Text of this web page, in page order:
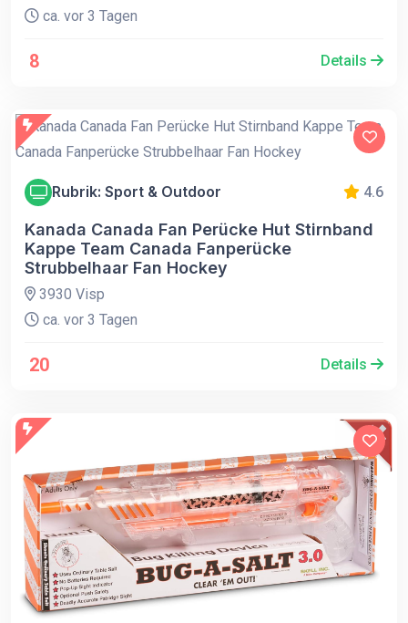
ca. vor 3 Tagen
8 Details
Rubrik: Sport & Outdoor 4.6
Kanada Canada Fan Perücke Hut Stirnband
Kappe Team Canada Fanperücke
Strubbelhaar Fan Hockey
3930 Visp
ca. vor 3 Tagen
20 Details